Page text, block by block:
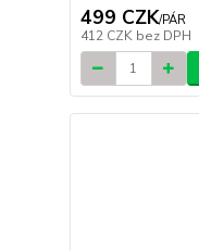
499 CZK/PÁR
412 CZK bez DPH